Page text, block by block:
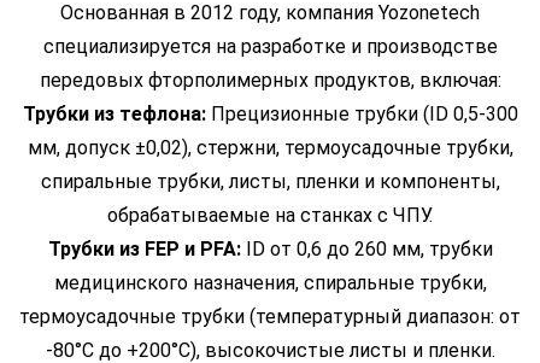
Основанная в 2012 году, компания Yozonetech
специализируется на разработке и производстве
передовых фторполимерных продуктов, включая:
Трубки из тефлона:Прецизионные трубки (ID 0,5-300
мм, допуск ±0,02), стержни, термоусадочные трубки,
спиральные трубки, листы, пленки и компоненты,
обрабатываемые на станках с ЧПУ.
Трубки из FEP и PFA:ID от 0,6 до 260 мм, трубки
медицинского назначения, спиральные трубки,
термоусадочные трубки (температурный диапазон: от
-80°C до +200°C), высокочистые листы и пленки.